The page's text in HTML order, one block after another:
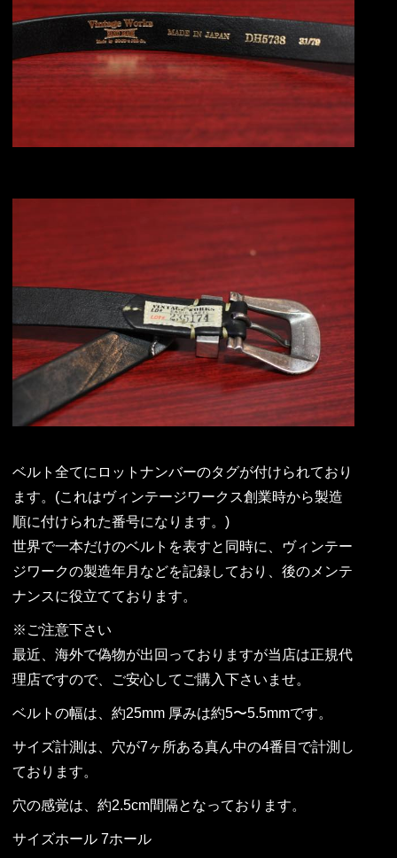
ベルト全てにロットナンバーのタグが付けられており
ます。(これはヴィンテージワークス創業時から製造
順に付けられた番号になります。)
世界で一本だけのベルトを表すと同時に、ヴィンテー
ジワークの製造年月などを記録しており、後のメンテ
ナンスに役立てております。
※ご注意下さい
最近、海外で偽物が出回っておりますが当店は正規代
理店ですので、ご安心してご購入下さいませ。
ベルトの幅は、約25mm 厚みは約5〜5.5mmです。
サイズ計測は、穴が7ヶ所ある真ん中の4番目で計測し
ております。
穴の感覚は、約2.5cm間隔となっております。
サイズホール 7ホール